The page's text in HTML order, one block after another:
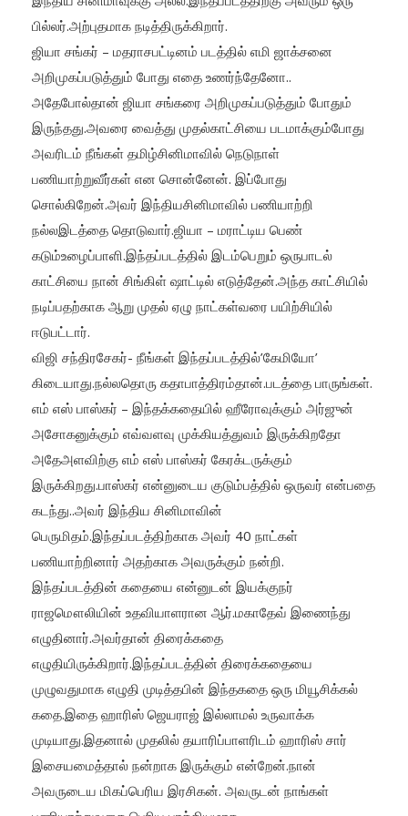
பில்லர்.அற்புதமாக நடித்திருக்கிறார்.
ஜியா சங்கர் – மதராசபட்டினம் படத்தில் எமி ஜாக்சனை
அறிமுகப்படுத்தும் போது எதை உணர்ந்தேனோ..
அதேபோல்தான் ஜியா சங்கரை அறிமுகப்படுத்தும் போதும்
இருந்தது.அவரை வைத்து முதல்காட்சியை படமாக்கும்போது
அவரிடம் நீங்கள் தமிழ்சினிமாவில் நெடுநாள்
பணியாற்றுவீர்கள் என சொன்னேன்.‌ இப்போது
சொல்கிறேன்.அவர் இந்தியசினிமாவில் பணியாற்றி
நல்லஇடத்தை தொடுவார்.ஜியா – மராட்டிய பெண்
கடும்உழைப்பாளி.இந்தப்படத்தில் இடம்பெறும் ஒருபாடல்
காட்சியை நான் சிங்கிள் ஷாட்டில் எடுத்தேன்.அந்த காட்சியில்
நடிப்பதற்காக ஆறு முதல் ஏழு நாட்கள்வரை பயிற்சியில்
ஈடுபட்டார்.
விஜி சந்திரசேகர்- நீங்கள் இந்தப்படத்தில்’கேமியோ’
கிடையாது.நல்லதொரு கதாபாத்திரம்தான்.படத்தை பாருங்கள்.
எம் எஸ் பாஸ்கர் – இந்தக்கதையில் ஹீரோவுக்கும் அர்ஜுன்
அசோகனுக்கும் எவ்வளவு முக்கியத்துவம் இருக்கிறதோ
அதேஅளவிற்கு எம் எஸ் பாஸ்கர் கேரக்டருக்கும்
இருக்கிறது.பாஸ்கர் என்னுடைய குடும்பத்தில் ஒருவர் என்பதை
கடந்து..அவர் இந்திய சினிமாவின்
பெருமிதம்.இந்தப்படத்திற்காக அவர் 40 நாட்கள்
பணியாற்றினார் அதற்காக அவருக்கும் நன்றி.
இந்தப்படத்தின் கதையை என்னுடன் இயக்குநர்
ராஜமௌலியின் உதவியாளரான ஆர்.மகாதேவ் இணைந்து
எழுதினார்.அவர்தான் திரைக்கதை
எழுதியிருக்கிறார்.இந்தப்படத்தின் திரைக்கதையை
முழுவதுமாக எழுதி முடித்தபின் இந்தகதை ஒரு மியூசிக்கல்
கதை.இதை ஹாரிஸ் ஜெயராஜ் இல்லாமல் உருவாக்க
முடியாது.இதனால் முதலில் தயாரிப்பாளரிடம் ஹாரிஸ் சார்
இசையமைத்தால் நன்றாக இருக்கும் என்றேன்.நான்
அவருடைய மிகப்பெரிய இரசிகன். அவருடன் நாங்கள்